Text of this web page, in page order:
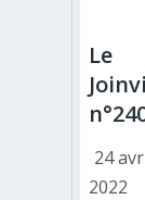
Le
24
2022